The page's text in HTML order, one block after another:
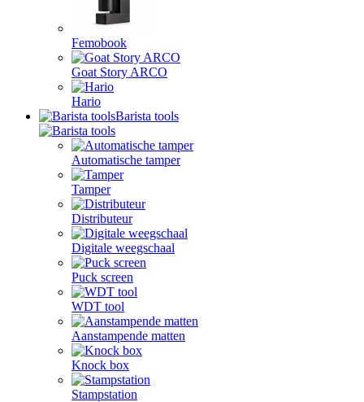
Femobook
Goat Story ARCO
Hario
Barista tools
Automatische tamper
Tamper
Distributeur
Digitale weegschaal
Puck screen
WDT tool
Aanstampende matten
Knock box
Stampstation